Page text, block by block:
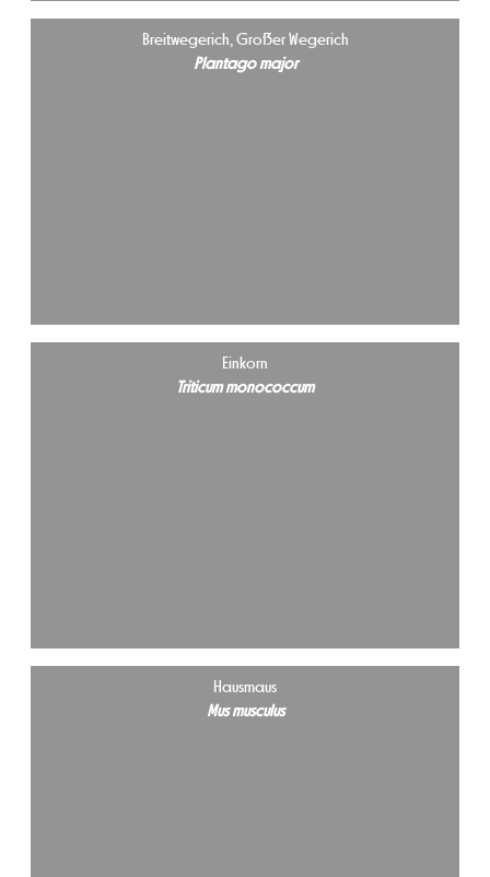
Breitwegerich, Großer Wegerich
Plantago major
Einkorn
Triticum monococcum
Hausmaus
Mus musculus